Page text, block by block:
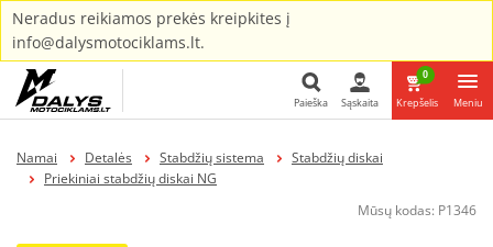
Neradus reikiamos prekės kreipkites į
info@dalysmotociklams.lt.
Paieška Sąskaita
0
Krepšelis Meniu
Namai Detalės Stabdžių sistema
Stabdžių diskai
Priekiniai stabdžių diskai NG
Mūsų kodas: P1346